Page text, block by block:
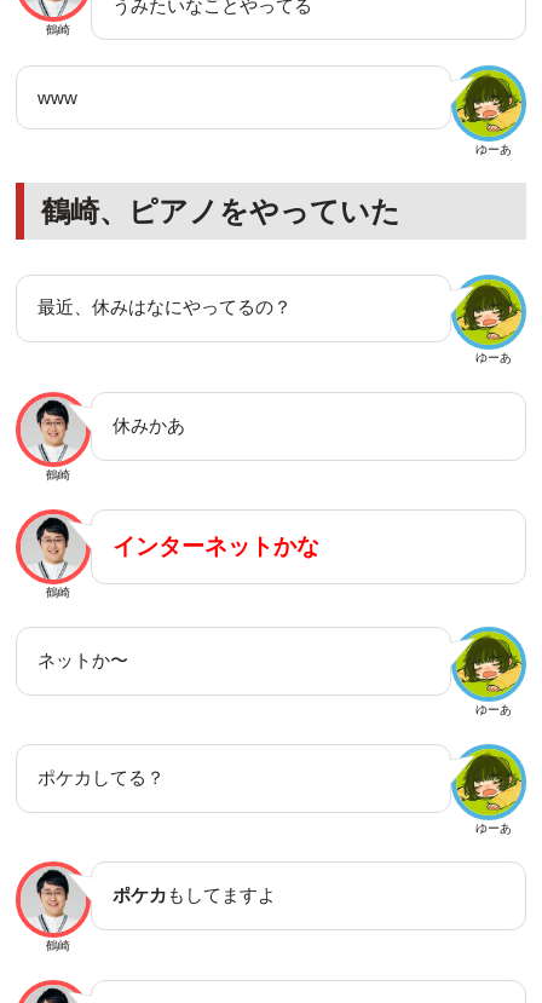
鶴崎
うみたいなことやってる
ゆーあ
www
鶴崎、ピアノをやっていた
ゆーあ
最近、休みはなにやってるの？
鶴崎
休みかあ
鶴崎
インターネットかな
ゆーあ
ネットか〜
ゆーあ
ポケカしてる？
鶴崎
ポケカ もしてますよ